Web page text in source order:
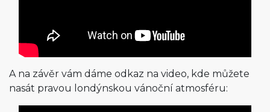
A na závěr vám dáme odkaz na video, kde můžete
nasát pravou londýnskou vánoční atmosféru: